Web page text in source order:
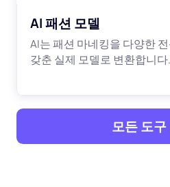
AI 패션 모델
AI는 패션 마네킹을 다양한
갖춘 실제 모델로 변환합니다.
모든 도구